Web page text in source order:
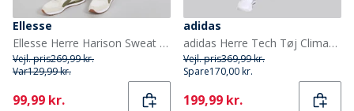
Ellesse
Ellesse Herre Harison Sweat Shorts Khaki
Vejl. pris269,99 kr.
Var129,99 kr.
Current
99,99 kr.
adidas
adidas Herre Tech Tøj Climacool Træningsshorts Dusky Petrol/Semi Ice Tangerine/Reflective Silver
Vejl. pris369,99 kr.
Spare170,00 kr.
Current
199,99 kr.